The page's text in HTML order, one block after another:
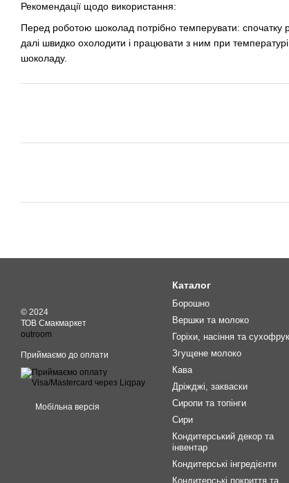
Рекомендації щодо використання:
Перед роботою шоколад потрібно темперувати: спочатку
далі швидко охолодити і працювати з ним при
шоколаду.
© 2024
ТОВ Смакмаркет
outroom
Приймаємо до оплати
Мобільна версія
Каталог
Борошно
Вершки та молоко
Горіхи, насіння та
Згущене молоко
Кава
Дріжджі, закваски
Сиропи та топінги
Сири
Кондитерський декор та
інвентар
Кондитерські інгредієнти
Кондитерські покриття та